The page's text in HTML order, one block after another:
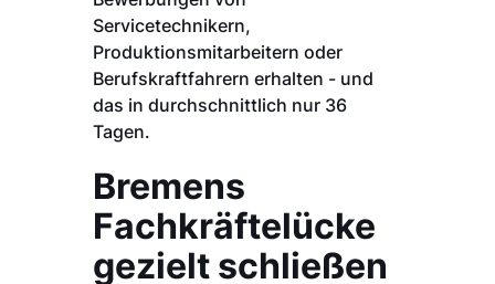
Servicetechnikern,
Produktionsmitarbeitern oder
Berufskraftfahrern erhalten - und
das in durchschnittlich nur 36
Tagen.
Bremens
Fachkräftelücke
gezielt schließen